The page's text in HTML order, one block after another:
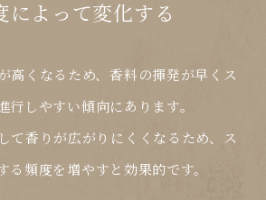
によって変化する
高くなるため、香料の揮発が早くス
行しやすい傾向にあります。
て香りが広がりにくくなるため、
ス
る頻度を増やすと効果的です。